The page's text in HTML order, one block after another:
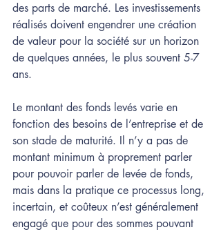
des parts de marché. Les investissements
réalisés doivent engendrer une création
de valeur pour la société sur un horizon
de quelques années, le plus souvent 5-7
ans.
Le montant des fonds levés varie en
fonction des besoins de l’entreprise et de
son stade de maturité. Il n’y a pas de
montant minimum à proprement parler
pour pouvoir parler de levée de fonds,
mais dans la pratique ce processus long,
incertain, et coûteux n’est généralement
engagé que pour des sommes pouvant